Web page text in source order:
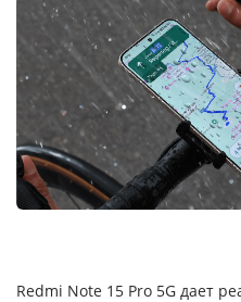
Redmi Note 15 Pro 5G дает